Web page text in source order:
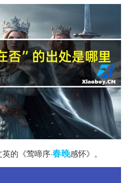
的《莺啼序·春晚感怀》。